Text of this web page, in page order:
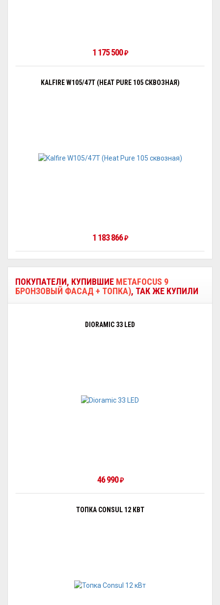
1 175 500₽
KALFIRE W105/47T (HEAT PURE 105 СКВОЗНАЯ)
1 183 866₽
ПОКУПАТЕЛИ, КУПИВШИЕ METAFOCUS 9
БРОНЗОВЫЙ ФАСАД + ТОПКА), ТАК ЖЕ КУПИЛИ
DIORAMIC 33 LED
46 990₽
ТОПКА CONSUL 12 КВТ